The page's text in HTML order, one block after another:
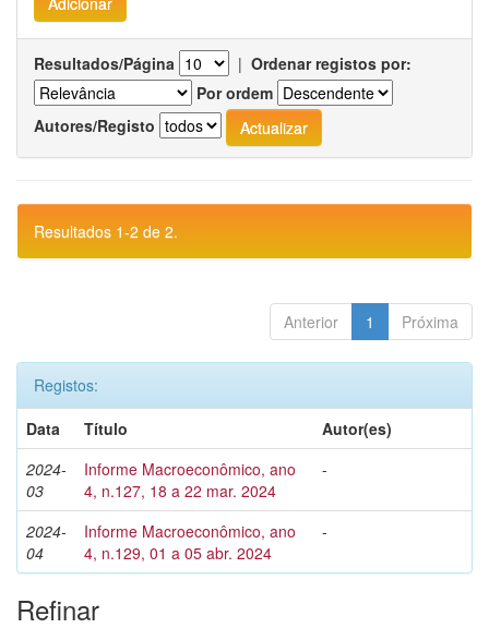
Resultados/Página | Ordenar registos por:
Por ordem
Autores/Registo
Resultados 1-2 de 2.
Anterior 1 Próxima
Registos:
Data
Título
Autor(es)
2024-
03
Informe Macroeconômico, ano
4, n.127, 18 a 22 mar. 2024
-
2024-
04
Informe Macroeconômico, ano
4, n.129, 01 a 05 abr. 2024
-
Refinar